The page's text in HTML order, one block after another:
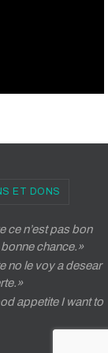
ET DONS
ce n’est pas bon
chance.»
no le voy a desear
appetite I want to